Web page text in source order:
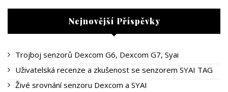
Nejnovější Příspěvky
Trojboj senzorů Dexcom G6, Dexcom G7, Syai
Uživatelská recenze a zkušenost se senzorem SYAI TAG
Živé srovnání senzoru Dexcom a SYAI